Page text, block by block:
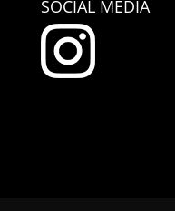
SOCIAL MEDIA